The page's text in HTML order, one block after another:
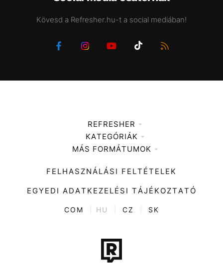
Kövesd a Refresher.hu-t a social mediában!
REFRESHER
Médiaajánlat
KATEGÓRIÁK
Zene
Divat
Kultúra
ENTR
Tech-Tudomány
Sport
MÁS FORMÁTUMOK
FELHASZNÁLÁSI FELTÉTELEK
EGYEDI ADATKEZELÉSI TÁJÉKOZTATÓ
COM HU CZ SK